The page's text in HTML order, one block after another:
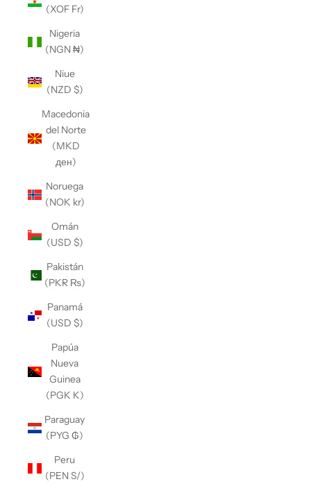
(XOF Fr)
Nigeria
(NGN ₦)
Niue
(NZD $)
Macedonia
del Norte
(MKD
ден)
Noruega
(NOK kr)
Omán
(USD $)
Pakistán
(PKR ₨)
Panamá
(USD $)
Papúa
Nueva
Guinea
(PGK K)
Paraguay
(PYG ₲)
Peru
(PEN S/)